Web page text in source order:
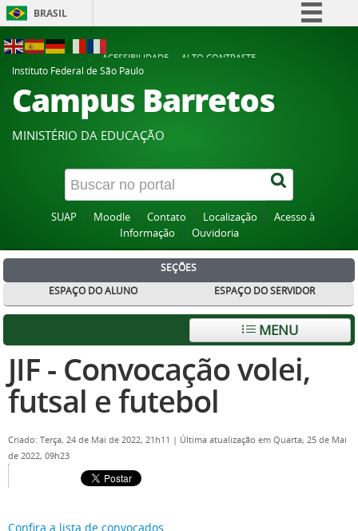
BRASIL
Participe
Acesso à informação
Canais
ACESSIBILIDADE
ALTO CONTRASTE
Instituto Federal de São Paulo
Campus Barretos
MINISTÉRIO DA EDUCAÇÃO
SUAP Moodle Contato Localização
Acesso à
Informação
Ouvidoria
SEÇÕES
ESPAÇO DO ALUNO
ESPAÇO DO SERVIDOR
MENU
JIF - Convocação volei,
futsal e futebol
Criado: Terça, 24 de Mai de 2022, 21h11 | Última atualização em Quarta, 25 de Mai
de 2022, 09h23
Confira a lista de convocados